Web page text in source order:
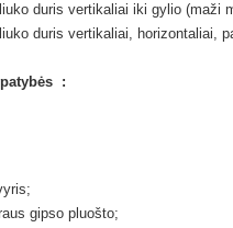
duris vertikaliai iki gylio (maži
duris vertikaliai, horizontaliai,
:
gipso pluošto;